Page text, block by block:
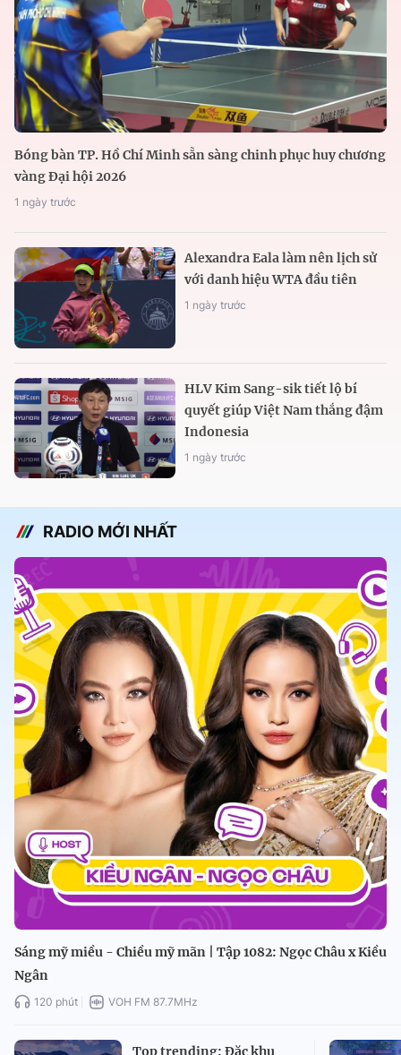
Bóng bàn TP. Hồ Chí Minh sẵn sàng chinh phục huy chương
vàng Đại hội 2026
1 ngày trước
Alexandra Eala làm nên lịch sử
với danh hiệu WTA đầu tiên
1 ngày trước
HLV Kim Sang-sik tiết lộ bí
quyết giúp Việt Nam thắng đậm
Indonesia
1 ngày trước
RADIO MỚI NHẤT
Sáng mỹ miều - Chiều mỹ mãn | Tập 1082: Ngọc Châu x Kiều
Ngân
120 phút VOH FM 87.7MHz
Top trending: Đặc khu